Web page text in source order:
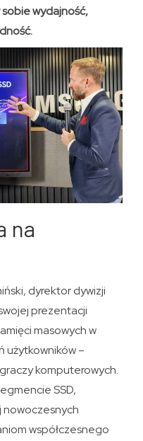
sobie wydajność,
na
dyrektor dywizji
prezentacji
masowych w
użytkowników –
komputerowych.
SSD,
nowoczesnych
współczesnego